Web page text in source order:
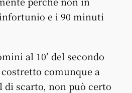
e i 90 minuti
al 10′ del secondo
comunque a
di scarto, non può certo